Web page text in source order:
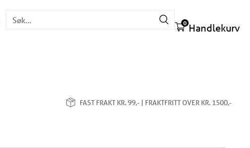
0 Handlekurv
FAST FRAKT KR. 99,- | FRAKTFRITT OVER KR. 1500,-